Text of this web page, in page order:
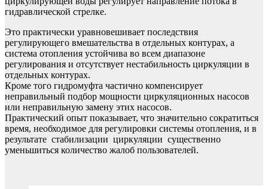
гидравлической стрелке.
Это практически уравновешивает последствия
регулирующего вмешательства в отдельных контурах, а
система отопления устойчива во всем диапазоне
регулирования и отсутствует нестабильность циркуляции в
отдельных контурах.
Кроме того гидромуфта частично компенсирует
неправильный подбор мощности циркуляционных насосов
или неправильную замену этих насосов.
Практический опыт показывает, что значительно сократиться
время, необходимое для регулировки системы отопления, и в
результате стабилизации циркуляции существенно
уменьшиться количество жалоб пользователей.